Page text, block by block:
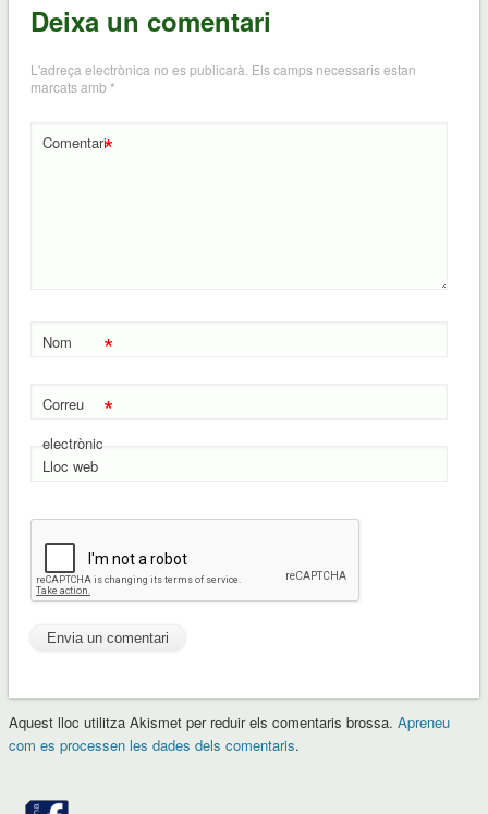
Deixa un comentari
L'adreça electrònica no es publicarà. Els camps necessaris estan
marcats amb *
Comentari*
Nom *
Correu
electrònic
*
Lloc web
Aquest lloc utilitza Akismet per reduir els comentaris brossa. Apreneu
com es processen les dades dels comentaris.